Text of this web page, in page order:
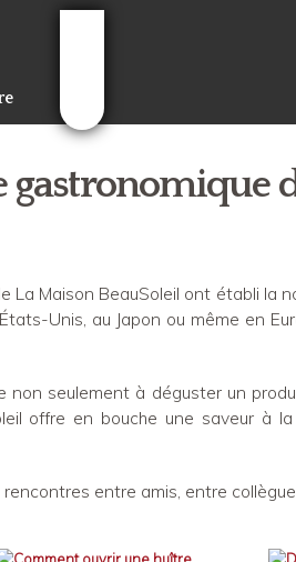
La Maison BeauSoleil ont établi
Unis, au Japon ou même en
non seulement à déguster un
offre en bouche une saveur
entre amis, entre